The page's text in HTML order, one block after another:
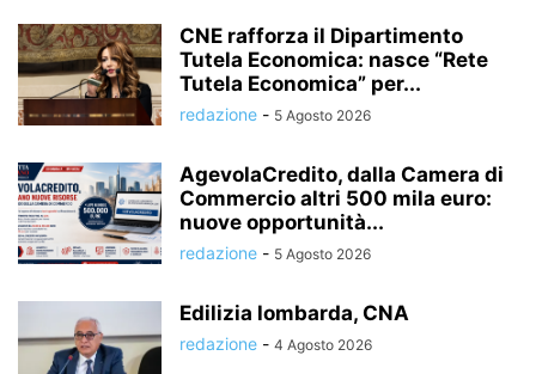
CNE rafforza il Dipartimento
Tutela Economica: nasce “Rete
Tutela Economica” per...
redazione - 5 Agosto 2026
AgevolaCredito, dalla Camera di
Commercio altri 500 mila euro:
nuove opportunità...
redazione - 5 Agosto 2026
Edilizia lombarda, CNA
redazione - 4 Agosto 2026